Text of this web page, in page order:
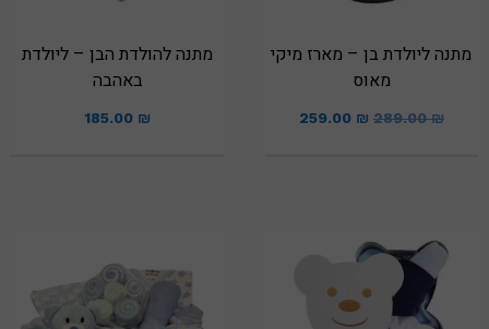
מתנה ליולדת בן – מארז מיקי
מאוס
289.00₪
259.00 ₪
מתנה להולדת הבן – ליולדת
באהבה
185.00 ₪